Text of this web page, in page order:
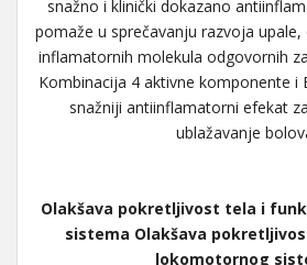
snažno i klinički dokazano
pomaže u sprečavanju razvoja
inflamatornih molekula odgovornih
Kombinacija 4 aktivne komponente
snažniji antiinflamatorni efekat
ublažavanje
Olakšava pokretljivost tela i
sistema Olakšava
lokomotornog